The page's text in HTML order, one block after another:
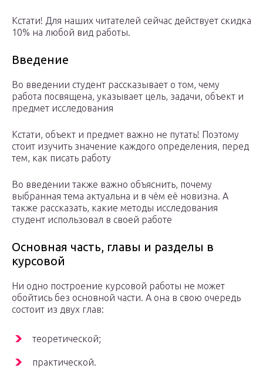
Кстати! Для наших читателей сейчас действует скидка
10% на любой вид работы.
Введение
Во введении студент рассказывает о том, чему
работа посвящена, указывает цель, задачи, объект и
предмет исследования
Кстати, объект и предмет важно не путать! Поэтому
стоит изучить значение каждого определения, перед
тем, как писать работу
Во введении также важно объяснить, почему
выбранная тема актуальна и в чём её новизна. А
также рассказать, какие методы исследования
студент использовал в своей работе
Основная часть, главы и разделы в
курсовой
Ни одно построение курсовой работы не может
обойтись без основной части. А она в свою очередь
состоит из двух глав:
теоретической;
практической.